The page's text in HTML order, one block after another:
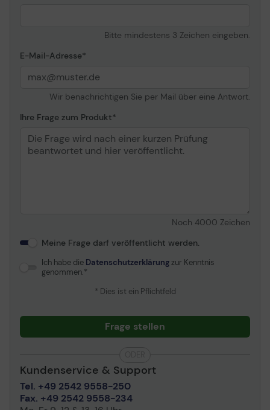
Bitte mindestens 3 Zeichen eingeben.
E-Mail-Adresse
Wir benachrichtigen Sie per Mail über eine Antwort.
Ihre Frage zum Produkt
Noch 4000 Zeichen
Meine Frage darf veröffentlicht werden.
Ich habe die Datenschutzerklärungzur Kenntnis
genommen.
* Dies ist ein Pflichtfeld
Frage stellen
Kundenservice & Support
Tel. +49 2542 9558-250
Fax. +49 2542 9558-234